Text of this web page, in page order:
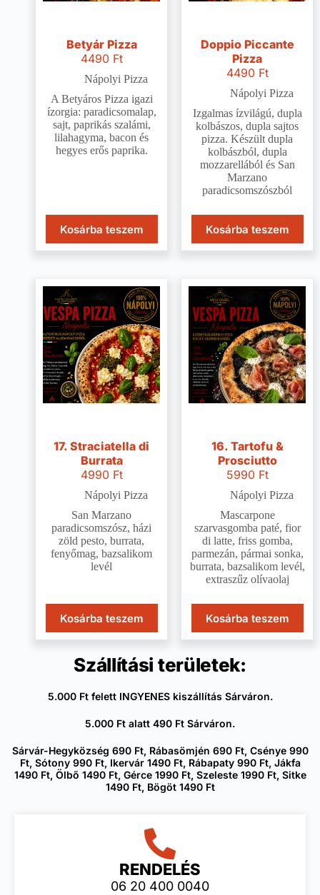
Betyár Pizza
4490 Ft
Nápolyi Pizza
A Betyáros Pizza igazi
ízorgia: paradicsomalap,
sajt, paprikás szalámi,
lilahagyma, bacon és
hegyes erős paprika.
Kosárba teszem
Doppio Piccante
Pizza
4490 Ft
Nápolyi Pizza
Izgalmas ízvilágú, dupla
kolbászos, dupla sajtos
pizza. Készült dupla
kolbászból, dupla
mozzarellából és San
Marzano
paradicsomszószból
Kosárba teszem
17. Straciatella di
Burrata
4990 Ft
Nápolyi Pizza
San Marzano
paradicsomszósz, házi
zöld pesto, burrata,
fenyőmag, bazsalikom
levél
Kosárba teszem
16. Tartofu &
Prosciutto
5990 Ft
Nápolyi Pizza
Mascarpone
szarvasgomba paté, fior
di latte, friss gomba,
parmezán, pármai sonka,
burrata, bazsalikom levél,
extraszűz olívaolaj
Kosárba teszem
Szállítási területek:
5.000 Ft felett INGYENES kiszállítás Sárváron.
5.000 Ft alatt 490 Ft Sárváron.
Sárvár-Hegyközség 690 Ft, Rábasömjén 690 Ft, Csénye 990
Ft, Sótony 990 Ft, Ikervár 1490 Ft, Rábapaty 990 Ft, Jákfa
1490 Ft, Ölbő 1490 Ft, Gérce 1990 Ft, Szeleste 1990 Ft, Sitke
1490 Ft, Bögöt 1490 Ft
RENDELÉS
06 20 400 0040